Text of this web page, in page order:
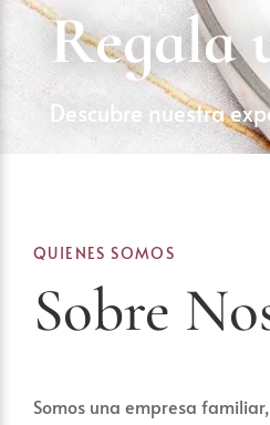
Regala
Descubre nuestra
QUIENES SOMOS
Sobre
Somos una empresa